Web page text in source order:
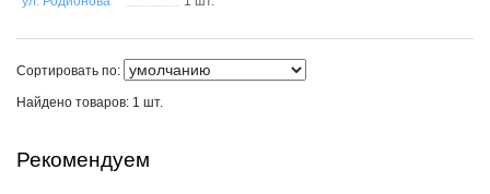
Запчасти
Масла
Спорт туризм
Сортировать по:
Найдено товаров: 1 шт.
Рекомендуем